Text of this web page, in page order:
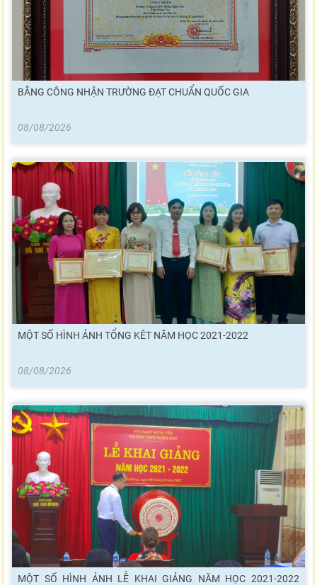
BẰNG CÔNG NHẬN TRƯỜNG ĐẠT CHUẨN QUỐC GIA
08/08/2026
MỘT SỐ HÌNH ẢNH TỔNG KÊT NĂM HỌC 2021-2022
08/08/2026
MỘT SỐ HÌNH ẢNH LỄ KHAI GIẢNG NĂM HỌC 2021-2022